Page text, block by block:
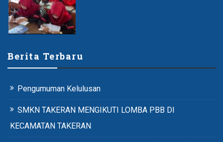
Berita Terbaru
Pengumuman Kelulusan
SMKN TAKERAN MENGIKUTI LOMBA PBB DI
KECAMATAN TAKERAN